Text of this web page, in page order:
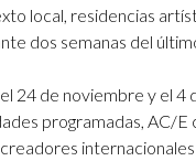
local, residencias
dos semanas del
24 de noviembre y el
programadas, AC/E